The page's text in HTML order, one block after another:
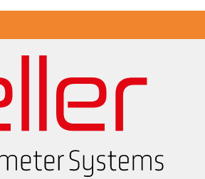
Rozměrový výkres PA 10-K002